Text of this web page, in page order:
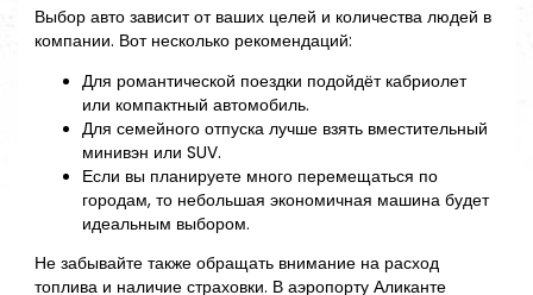
Выбор авто зависит от ваших целей и количества людей в
компании. Вот несколько рекомендаций:
Для романтической поездки подойдёт кабриолет
или компактный автомобиль.
Для семейного отпуска лучше взять вместительный
минивэн или SUV.
Если вы планируете много перемещаться по
городам, то небольшая экономичная машина будет
идеальным выбором.
Не забывайте также обращать внимание на расход
топлива и наличие страховки. В аэропорту Аликанте